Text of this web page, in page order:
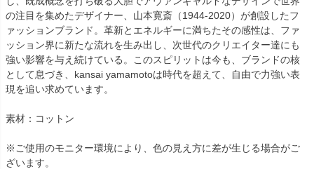
の注目を集めたデザイナー、山本寛斎（1944-2020）が創設したフ
ァッションブランド。革新とエネルギーに満ちたその感性は、ファ
ッション界に新たな流れを生み出し、次世代のクリエイター達にも
強い影響を与え続けている。このスピリットは今も、ブランドの核
として息づき、kansai yamamotoは時代を超えて、自由で力強い表
現を追い求めています。
素材：コットン
※ご使用のモニター環境により、色の見え方に差が生じる場合がご
ざいます。